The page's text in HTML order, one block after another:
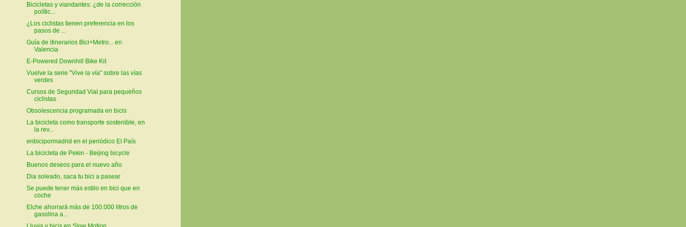
Bicicletas y viandantes: ¿de la corrección
polític...
¿Los ciclistas tienen preferencia en los
pasos de ...
Guía de itinerarios Bici+Metro... en
Valencia
E-Powered Downhill Bike Kit
Vuelve la serie "Vive la vía" sobre las vías
verdes
Cursos de Seguridad Vial para pequeños
ciclistas
Obsolescencia programada en bicis
La bicicleta como transporte sostenible, en
la rev...
enbicipormadrid en el periódico El País
La bicicleta de Pekin - Beijing bicycle
Buenos deseos para el nuevo año
Dia soleado, saca tu bici a pasear
Se puede tener más estilo en bici que en
coche
Elche ahorrará más de 100.000 litros de
gasolina a...